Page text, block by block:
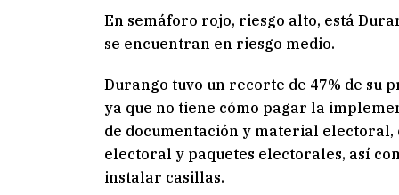
En semáforo rojo, riesgo alto, está
se encuentran en riesgo medio.
Durango tuvo un recorte de 47% de su
ya que no tiene cómo pagar la
de documentación y material
electoral y paquetes electorales, así
instalar casillas.